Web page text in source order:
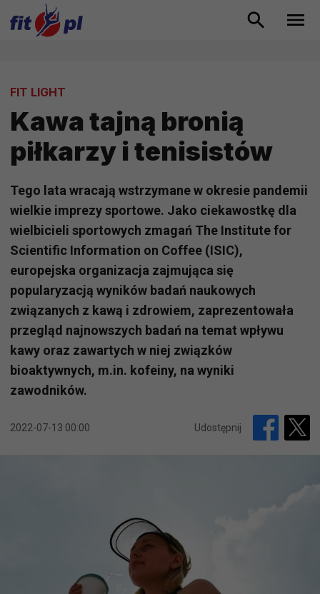
FIT LIGHT
Kawa tajną bronią
piłkarzy i tenisistów
Tego lata wracają wstrzymane w okresie pandemii
wielkie imprezy sportowe. Jako ciekawostkę dla
wielbicieli sportowych zmagań The Institute for
Scientific Information on Coffee (ISIC),
europejska organizacja zajmująca się
popularyzacją wyników badań naukowych
związanych z kawą i zdrowiem, zaprezentowała
przegląd najnowszych badań na temat wpływu
kawy oraz zawartych w niej związków
bioaktywnych, m.in. kofeiny, na wyniki
zawodników.
2022-07-13 00:00 Udostępnij